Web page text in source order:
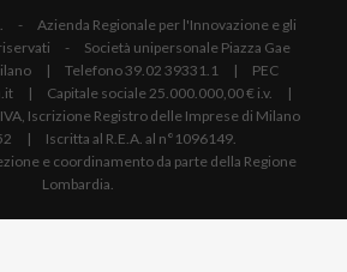
- Azienda Regionale per l'Innovazione e gli
- Società unipersonale Piazza Gae
| Telefono 39.02 39331.1 | PEC
| Capitale sociale 25.000.000,00 € i.v. |
Iscrizione Registro delle Imprese di Milano
| Iscritta al R.E.A. al n°1096149.
e coordinamento da parte della Regione
Lombardia.